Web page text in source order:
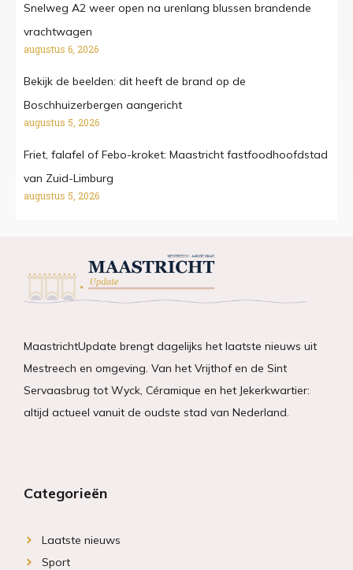
Snelweg A2 weer open na urenlang blussen brandende
vrachtwagen
augustus 6, 2026
Bekijk de beelden: dit heeft de brand op de
Boschhuizerbergen aangericht
augustus 5, 2026
Friet, falafel of Febo-kroket: Maastricht fastfoodhoofdstad
van Zuid-Limburg
augustus 5, 2026
MaastrichtUpdate brengt dagelijks het laatste nieuws uit
Mestreech en omgeving. Van het Vrijthof en de Sint
Servaasbrug tot Wyck, Céramique en het Jekerkwartier:
altijd actueel vanuit de oudste stad van Nederland.
Categorieën
Laatste nieuws
Sport